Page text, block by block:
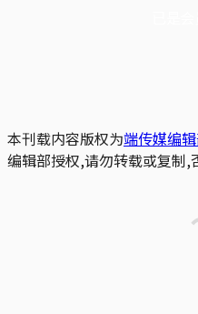
本刊载内容版权为端传媒编
编辑部授权,请勿转载或复制,